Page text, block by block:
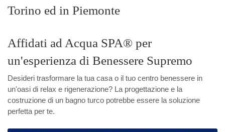
Torino ed in Piemonte
Affidati ad Acqua SPA® per
un'esperienza di Benessere Supremo
Desideri trasformare la tua casa o il tuo centro benessere in
un'oasi di relax e rigenerazione? La progettazione e la
costruzione di un bagno turco potrebbe essere la soluzione
perfetta per te.